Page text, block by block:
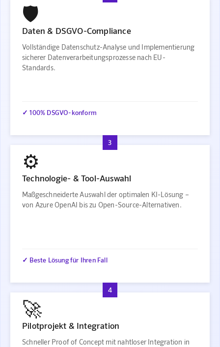
🛡️
Daten & DSGVO-Compliance
Vollständige Datenschutz-Analyse und Implementierung
sicherer Datenverarbeitungsprozesse nach EU-
Standards.
✓ 100% DSGVO-konform
3
⚙️
Technologie- & Tool-Auswahl
Maßgeschneiderte Auswahl der optimalen KI-Lösung –
von Azure OpenAI bis zu Open-Source-Alternativen.
✓ Beste Lösung für Ihren Fall
4
🚀
Pilotprojekt & Integration
Schneller Proof of Concept mit nahtloser Integration in